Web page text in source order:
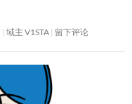
域主 V1STA 留下评论